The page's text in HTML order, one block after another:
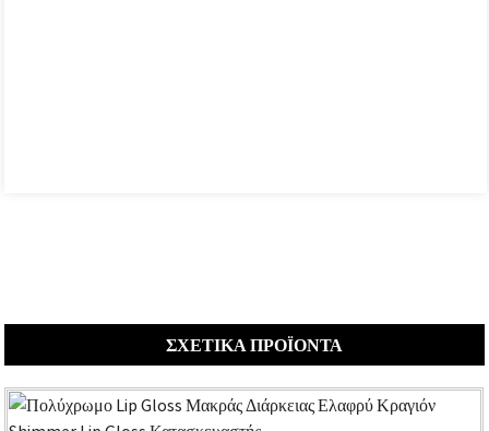
ΣΧΕΤΙΚΆ ΠΡΟΪΌΝΤΑ